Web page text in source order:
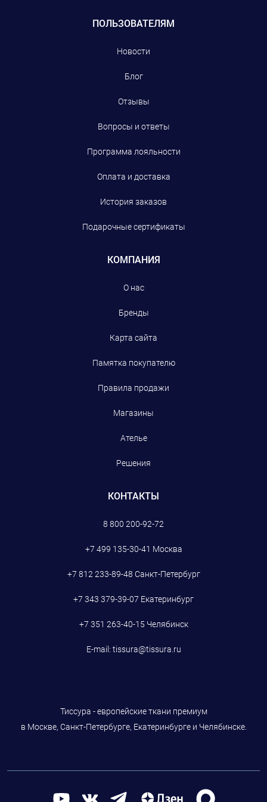
ПОЛЬЗОВАТЕЛЯМ
Новости
Блог
Отзывы
Вопросы и ответы
Программа лояльности
Оплата и доставка
История заказов
Подарочные сертификаты
КОМПАНИЯ
О нас
Бренды
Карта сайта
Памятка покупателю
Правила продажи
Магазины
Ателье
Решения
КОНТАКТЫ
8 800 200-92-72
+7 499 135-30-41 Москва
+7 812 233-89-48 Санкт-Петербург
+7 343 379-39-07 Екатеринбург
+7 351 263-40-15 Челябинск
E-mail: tissura@tissura.ru
Тиссура - европейские ткани премиум
в Москве, Санкт-Петербурге, Екатеринбурге и Челябинске.